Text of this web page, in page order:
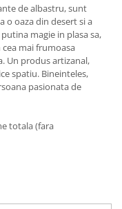
de albastru, sunt
o oaza din desert si a
magie in plasa sa,
mai frumoasa
Un produs artizanal,
spatiu. Bineinteles,
pasionata de
totala (fara